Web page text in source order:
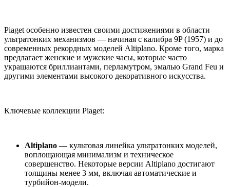
Piaget особенно известен своими достижениями в области
ультратонких механизмов — начиная с калибра 9P (1957) и до
современных рекордных моделей Altiplano. Кроме того, марка
предлагает женские и мужские часы, которые часто
украшаются бриллиантами, перламутром, эмалью Grand Feu и
другими элементами высокого декоративного искусства.
Ключевые коллекции Piaget:
Altiplano — культовая линейка ультратонких моделей,
воплощающая минимализм и техническое
совершенство. Некоторые версии Altiplano достигают
толщины менее 3 мм, включая автоматические и
турбийон-модели.